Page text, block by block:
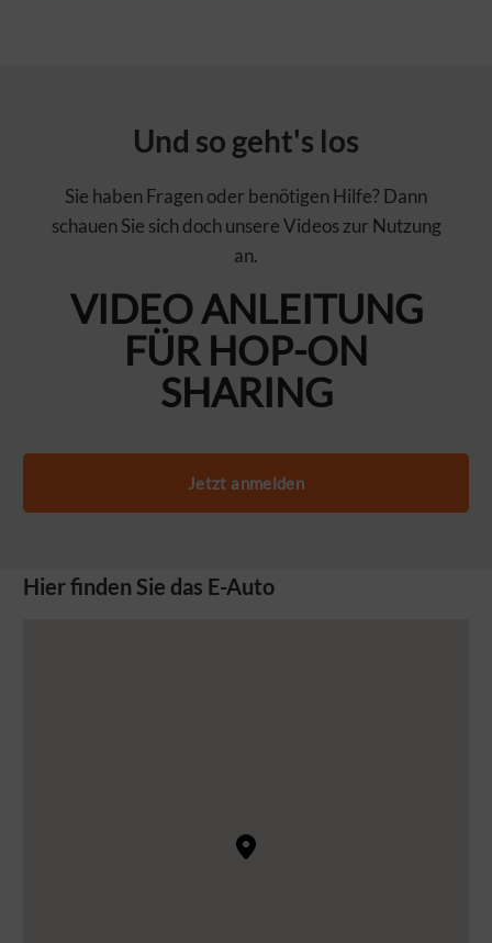
Und so geht's los
Sie haben Fragen oder benötigen Hilfe? Dann
schauen Sie sich doch unsere Videos zur Nutzung
an.
VIDEO ANLEITUNG
FÜR HOP-ON
SHARING
Jetzt anmelden
Hier finden Sie das E-Auto